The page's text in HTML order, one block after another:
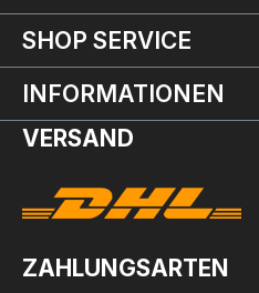
SHOP SERVICE
INFORMATIONEN
VERSAND
ZAHLUNGSARTEN